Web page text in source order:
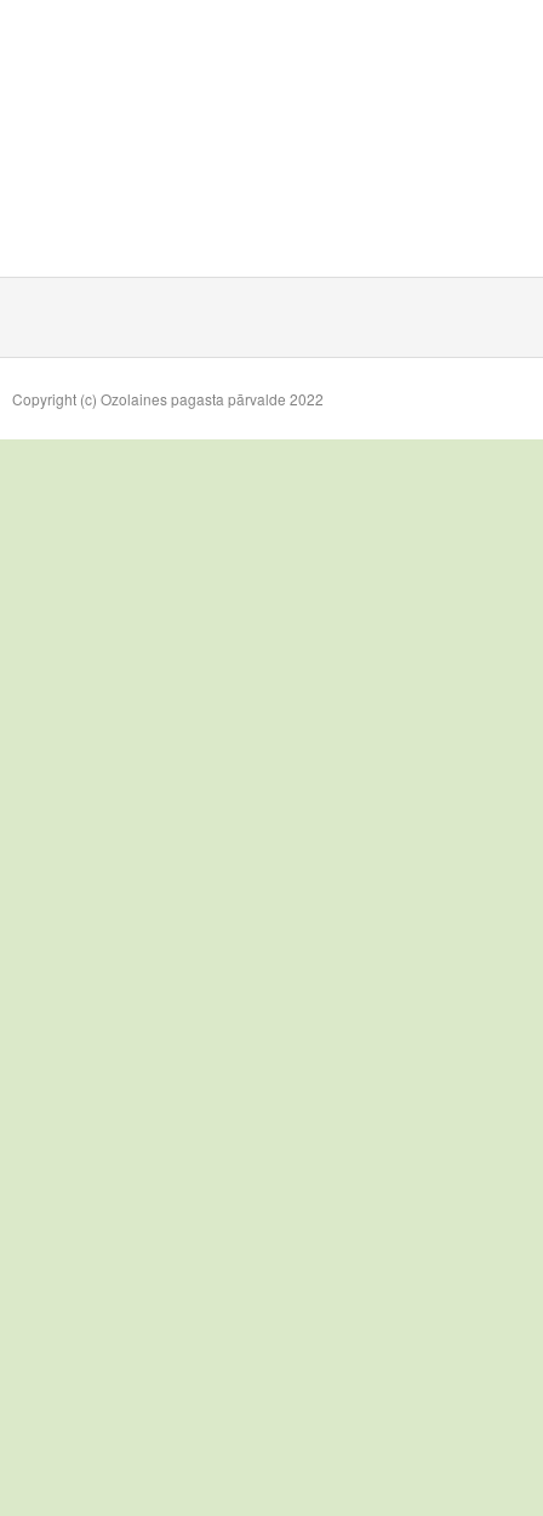
Copyright (c) Ozolaines pagasta pārvalde 2022